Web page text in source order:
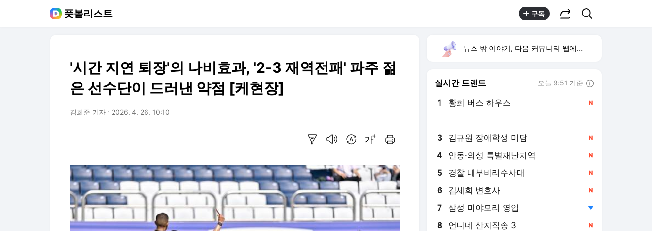
풋볼리스트 구독
'시간 지연 퇴장'의 나비효과, '2-3 재역전패' 파주 젊
은 선수단이 드러낸 약점 [케현장]
김희준 기자 2026. 4. 26. 10:10
뉴스 밖 이야기, 다음 커뮤니티 웹에서 보기
실시간 트렌드 오늘 9:51 기준
1 황희 버스 하우스
3 김규원 장애학생 미담
4 안동·의성 특별재난지역
5 경찰 내부비리수사대
6 김세희 변호사
7 삼성 미야모리 영입
8 언니네 산지직송 3